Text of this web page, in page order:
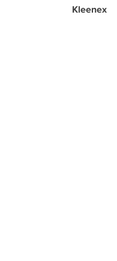
Kleenex